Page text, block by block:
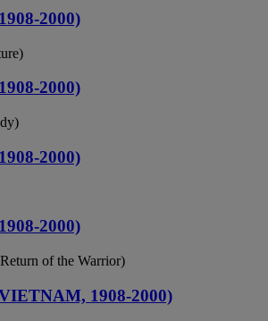
2000)
2000)
2000)
2000)
of the Warrior)
1908-2000)